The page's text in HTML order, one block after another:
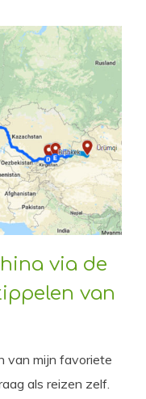
via de
van
van mijn favoriete
als reizen zelf.